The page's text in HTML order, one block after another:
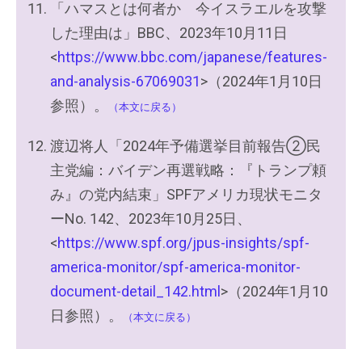
「ハマスとは何者か 今イスラエルを攻撃
した理由は」BBC、2023年10月11日
<https://www.bbc.com/japanese/features-
and-analysis-67069031>（2024年1月10日
参照）。
（本文に戻る）
渡辺将人「2024年予備選挙目前報告②民
主党編：バイデン再選戦略：『トランプ頼
み』の党内結束」SPFアメリカ現状モニタ
ーNo. 142、2023年10月25日、
<https://www.spf.org/jpus-insights/spf-
america-monitor/spf-america-monitor-
document-detail_142.html >（2024年1月10
日参照）。
（本文に戻る）